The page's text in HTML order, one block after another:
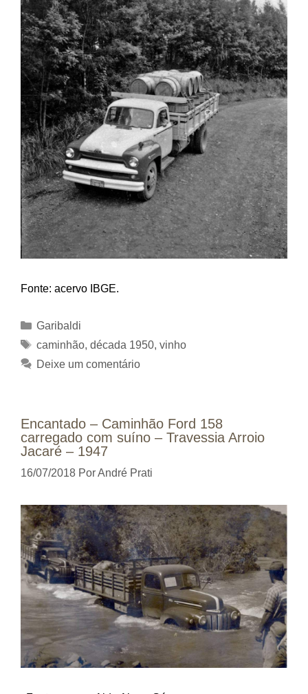
Fonte: acervo IBGE.
Categorias
Garibaldi
Tags
caminhão, década 1950, vinho
Deixe um comentário
Encantado – Caminhão Ford 158
carregado com suíno – Travessia Arroio
Jacaré – 1947
16/07/2018 PorAndré Prati